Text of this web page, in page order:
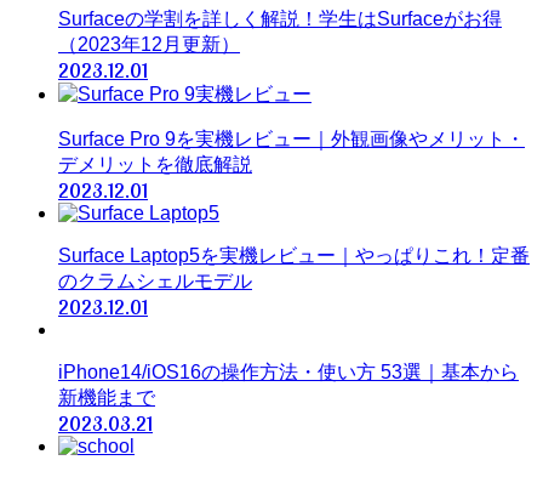
Surfaceの学割を詳しく解説！学生はSurfaceがお得
（2023年12月更新）
2023.12.01
Surface Pro 9を実機レビュー｜外観画像やメリット・
デメリットを徹底解説
2023.12.01
Surface Laptop5を実機レビュー｜やっぱりこれ！定番
のクラムシェルモデル
2023.12.01
iPhone14/iOS16の操作方法・使い方 53選｜基本から
新機能まで
2023.03.21